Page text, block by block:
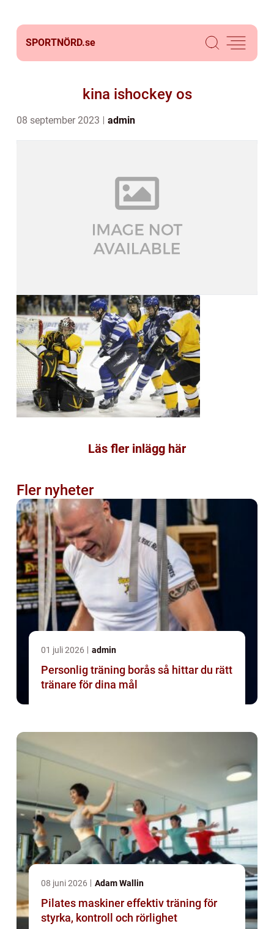
SPORTNÖRD.se
kina ishockey os
08 september 2023 admin
Läs fler inlägg här
Fler nyheter
01 juli 2026 admin
Personlig träning borås så hittar du rätt
tränare för dina mål
08 juni 2026 Adam Wallin
Pilates maskiner effektiv träning för
styrka, kontroll och rörlighet